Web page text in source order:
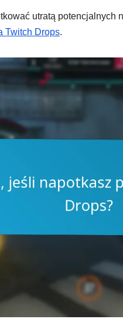
utratą
Twitch Drops.